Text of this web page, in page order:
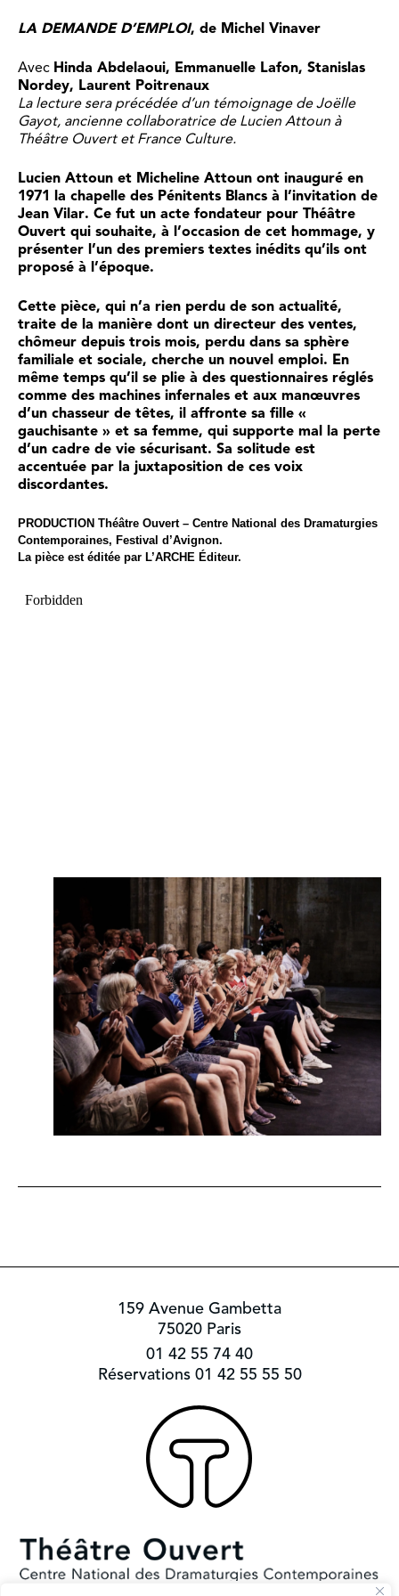
LA DEMANDE D’EMPLOI, de Michel Vinaver
Avec Hinda Abdelaoui, Emmanuelle Lafon, Stanislas
Nordey, Laurent Poitrenaux
La lecture sera précédée d’un témoignage de Joëlle
Gayot, ancienne collaboratrice de Lucien Attoun à
Théâtre Ouvert et France Culture.
Lucien Attoun et Micheline Attoun ont inauguré en
1971 la chapelle des Pénitents Blancs à l’invitation de
Jean Vilar. Ce fut un acte fondateur pour Théâtre
Ouvert qui souhaite, à l’occasion de cet hommage, y
présenter l’un des premiers textes inédits qu’ils ont
proposé à l’époque.
Cette pièce, qui n’a rien perdu de son actualité,
traite de la manière dont un directeur des ventes,
chômeur depuis trois mois, perdu dans sa sphère
familiale et sociale, cherche un nouvel emploi. En
même temps qu’il se plie à des questionnaires réglés
comme des machines infernales et aux manœuvres
d’un chasseur de têtes, il affronte sa fille «
gauchisante » et sa femme, qui supporte mal la perte
d’un cadre de vie sécurisant. Sa solitude est
accentuée par la juxtaposition de ces voix
discordantes.
PRODUCTION Théâtre Ouvert – Centre National des Dramaturgies
Contemporaines, Festival d’Avignon.
La pièce est éditée par L’ARCHE Éditeur.
159 Avenue Gambetta
75020 Paris
01 42 55 74 40
Réservations 01 42 55 55 50